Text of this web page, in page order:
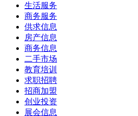
生活服务
商务服务
供求信息
房产信息
商务信息
二手市场
教育培训
求职招聘
招商加盟
创业投资
展会信息